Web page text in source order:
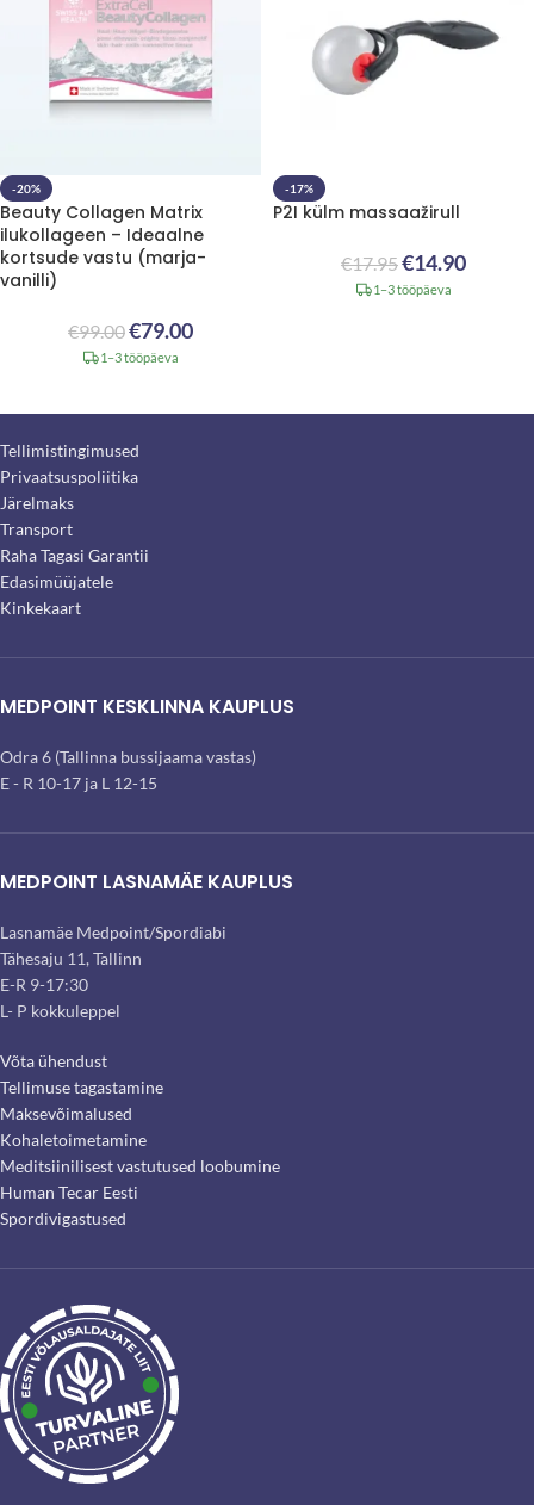
-20%
Beauty Collagen Matrix
ilukollageen – Ideaalne
kortsude vastu (marja-
vanilli)
€99.00€79.00
1–3 tööpäeva
-17%
P2I külm massaažirull
€17.95€14.90
1–3 tööpäeva
Tellimistingimused
Privaatsuspoliitika
Järelmaks
Transport
Raha Tagasi Garantii
Edasimüüjatele
Kinkekaart
MEDPOINT KESKLINNA KAUPLUS
Odra 6 (Tallinna bussijaama vastas)
E - R 10-17 ja L 12-15
MEDPOINT LASNAMÄE KAUPLUS
Lasnamäe Medpoint/Spordiabi
Tähesaju 11, Tallinn
E-R 9-17:30
L- P kokkuleppel
Võta ühendust
Tellimuse tagastamine
Maksevõimalused
Kohaletoimetamine
Meditsiinilisest vastutused loobumine
Human Tecar Eesti
Spordivigastused